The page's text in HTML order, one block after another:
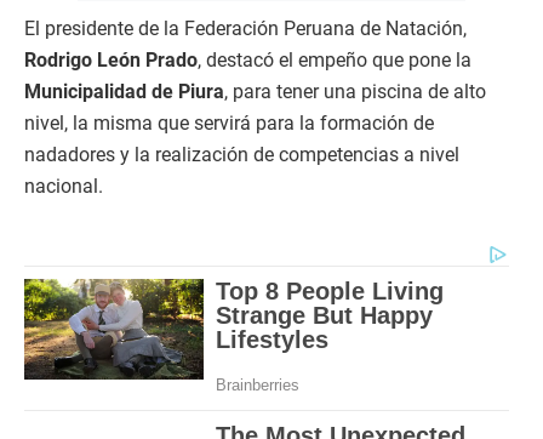
El presidente de la Federación Peruana de Natación,
Rodrigo León Prado, destacó el empeño que pone la
Municipalidad de Piura, para tener una piscina de alto
nivel, la misma que servirá para la formación de
nadadores y la realización de competencias a nivel
nacional.